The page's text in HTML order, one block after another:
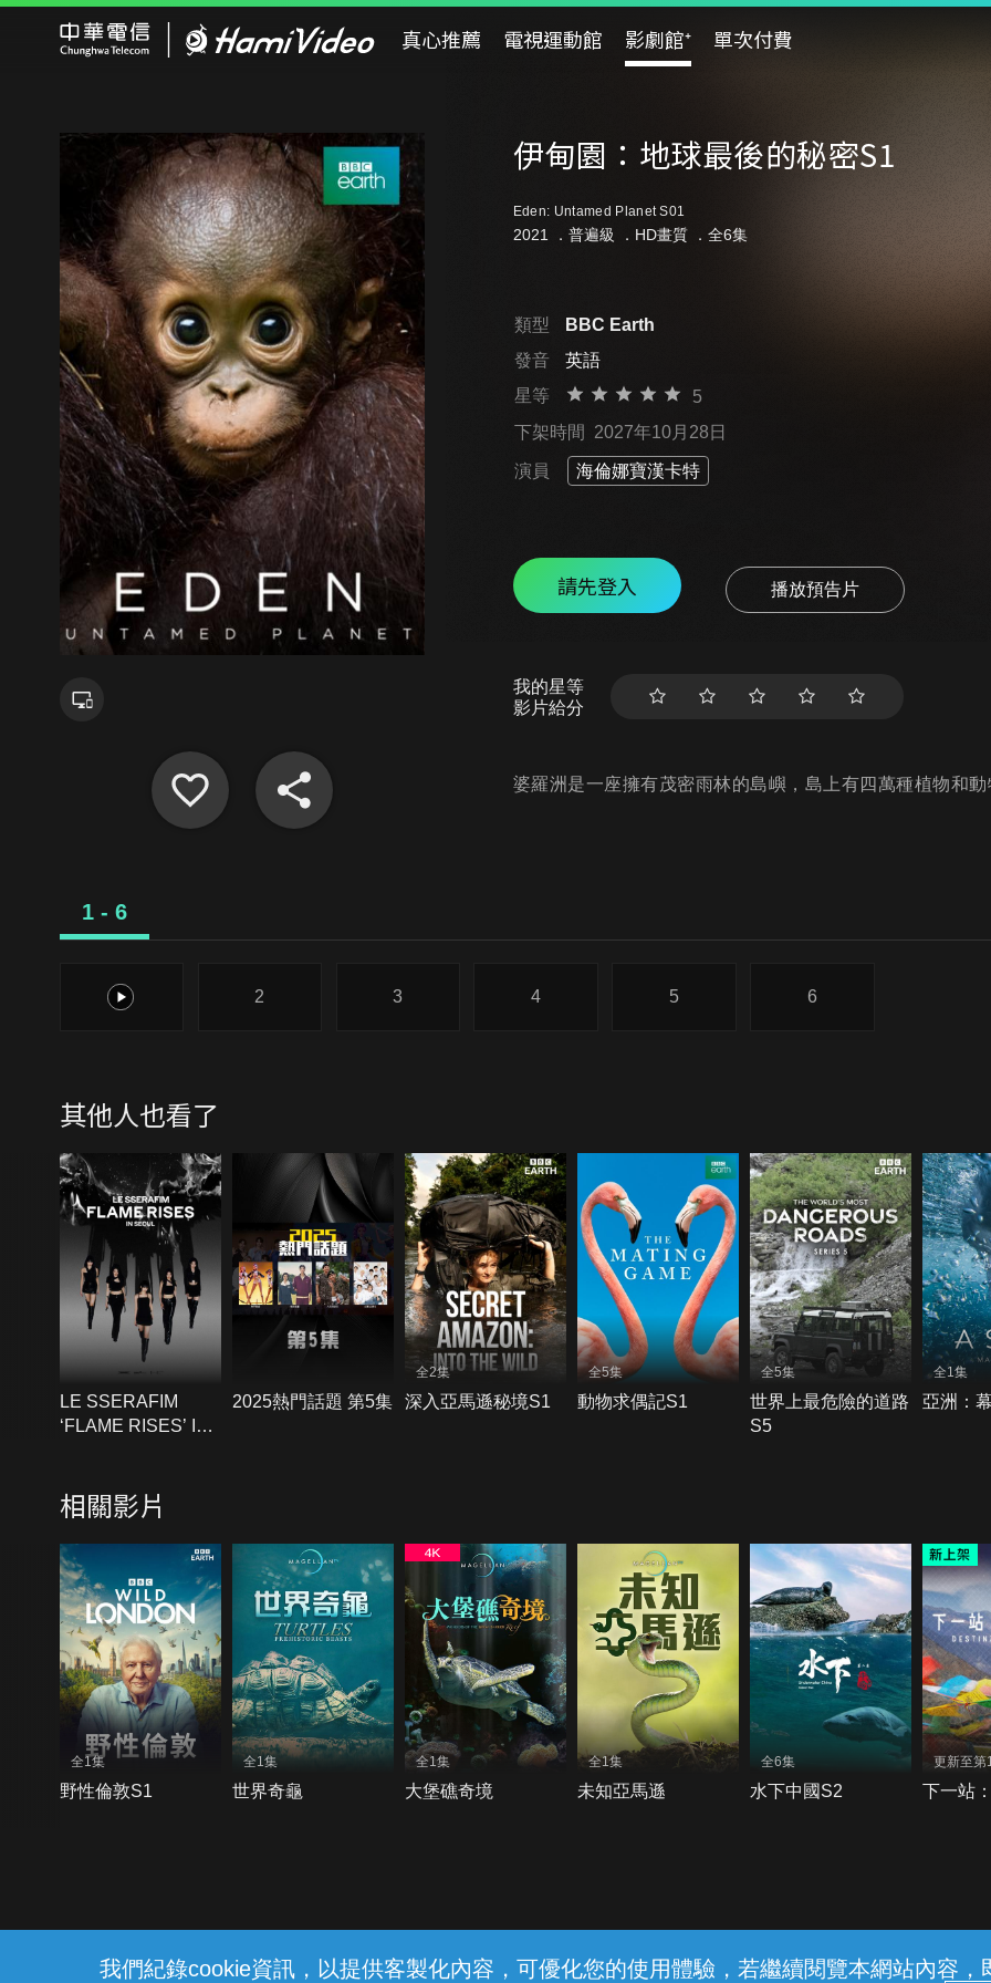
我們紀錄cookie資訊，以提供客製化內容，可優化您的使用體驗，若繼續閱覽本網站內容
真心推薦 電視運動館 影劇館⁺ 單次付費
伊甸園：地球最後的秘密S1
Eden: Untamed Planet S01
2021 ． 普遍級 ．HD畫質 ．全6集
類型
BBC Earth
發音
英語
星等
5
下架時間 2027年10月28日
演員 海倫娜寶漢卡特
請先登入 播放預告片
我的星等
影片給分
婆羅洲是一座擁有茂密雨林的島嶼，島上有四萬種植物和動
1 - 6
1 2 3 4 5 6
其他人也看了
LE SSERAFIM
‘FLAME RISES’ IN
2025熱門話題 第5集
全2集
深入亞馬遜秘境S1
全5集
動物求偶記S1
全5集
世界上最危險的道路
S5
全1集
亞洲：
相關影片
全1集
野性倫敦S1
全1集
世界奇龜
全1集
大堡礁奇境
全1集
未知亞馬遜
全6集
水下中國S2
更新至第
下一站
線上客服 服務條款 隱私權保護